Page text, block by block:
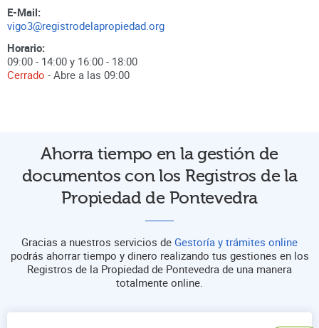
E-Mail:
vigo3@registrodelapropiedad.org
Horario:
09:00 - 14:00 y 16:00 - 18:00
Cerrado - Abre a las 09:00
Ahorra tiempo en la gestión de
documentos con los Registros de la
Propiedad de Pontevedra
Gracias a nuestros servicios de Gestoría y trámites online
podrás ahorrar tiempo y dinero realizando tus gestiones en los
Registros de la Propiedad de Pontevedra de una manera
totalmente online.